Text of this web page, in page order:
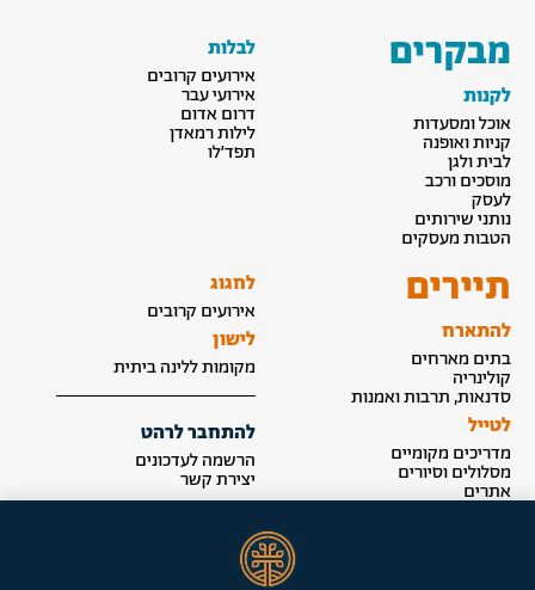
מבקרים
לקנות
אוכל ומסעדות
קניות ואופנה
לבית ולגן
מוסכים ורכב
לעסק
נותני שירותים
הטבות מעסקים
לבלות
אירועים קרובים
אירועי עבר
דרום אדום
לילות רמאדן
תפד׳לו
תיירים
להתארח
בתים מארחים
קולינריה
סדנאות, תרבות ואמנות
לטייל
מדריכים מקומיים
מסלולים וסיורים
אתרים
לחגוג
אירועים קרובים
לישון
מקומות ללינה ביתית
להתחבר לרהט
הרשמה לעדכונים
יצירת קשר